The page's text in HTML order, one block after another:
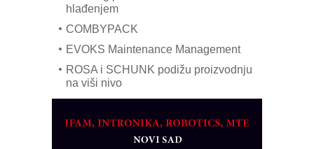
hlađenjem
COMBYPACK
EVOKS Maintenance Management
ROSA i SCHUNK podižu proizvodnju
na viši nivo
MAREX - Lim i mašine za savremena